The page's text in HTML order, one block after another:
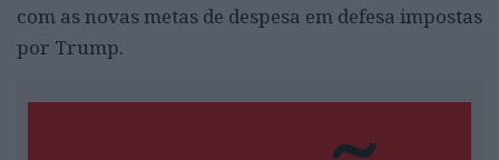
com as novas metas de despesa em defesa impostas
por Trump.